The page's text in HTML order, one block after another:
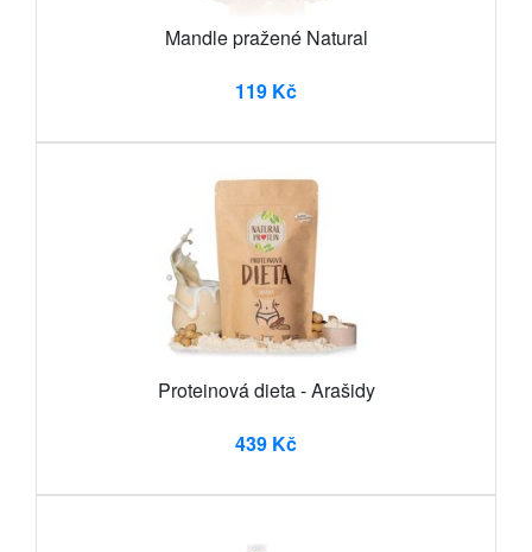
Mandle pražené Natural
119 Kč
Proteinová dieta - Arašidy
439 Kč